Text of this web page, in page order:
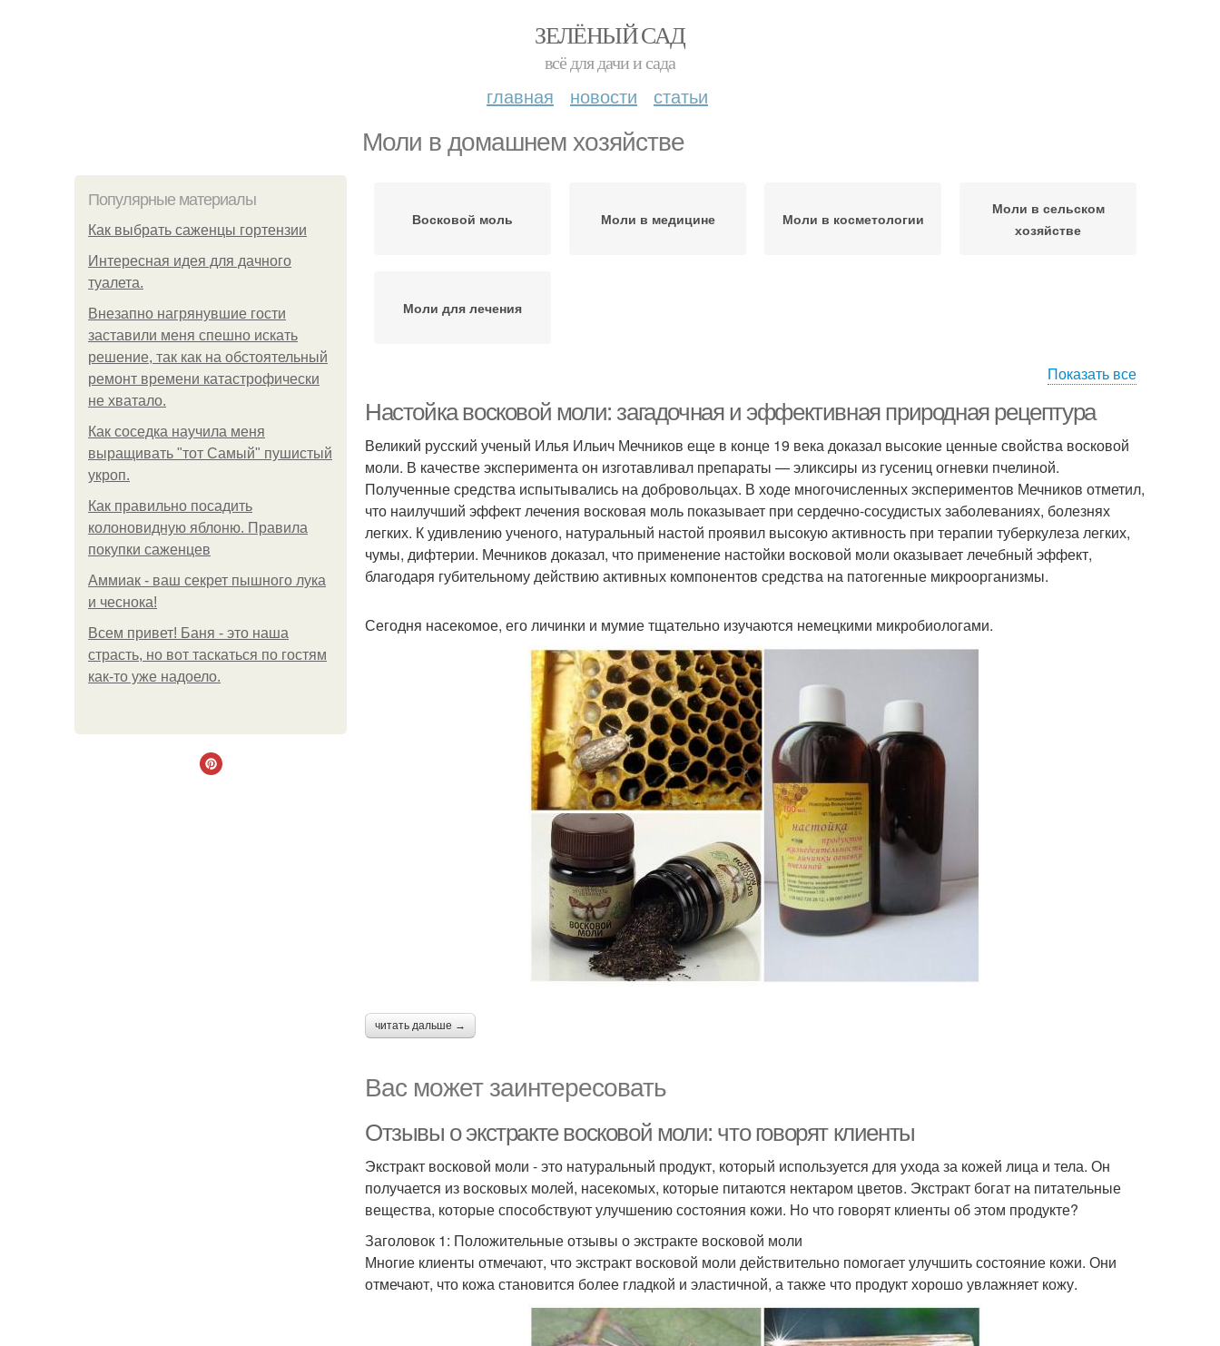
ЗЕЛЁНЫЙ САД
всё для дачи и сада
главная новости статьи
Моли в домашнем хозяйстве
Популярные материалы
Как выбрать саженцы гортензии
Интересная идея для дачного
туалета.
Внезапно нагрянувшие гости
заставили меня спешно искать
решение, так как на обстоятельный
ремонт времени катастрофически
не хватало.
Как соседка научила меня
выращивать "тот Самый" пушистый
укроп.
Как правильно посадить
колоновидную яблоню. Правила
покупки саженцев
Аммиак - ваш секрет пышного лука
и чеснока!
Всем привет! Баня - это наша
страсть, но вот таскаться по гостям
как-то уже надоело.
Восковой моль Моли в медицине Моли в косметологии
Моли в сельском
хозяйстве
Моли для лечения
Показать все
Настойка восковой моли: загадочная и эффективная природная рецептура
Великий русский ученый Илья Ильич Мечников еще в конце 19 века доказал высокие ценные свойства восковой
моли. В качестве эксперимента он изготавливал препараты — эликсиры из гусениц огневки пчелиной.
Полученные средства испытывались на добровольцах. В ходе многочисленных экспериментов Мечников отметил,
что наилучший эффект лечения восковая моль показывает при сердечно-сосудистых заболеваниях, болезнях
легких. К удивлению ученого, натуральный настой проявил высокую активность при терапии туберкулеза легких,
чумы, дифтерии. Мечников доказал, что применение настойки восковой моли оказывает лечебный эффект,
благодаря губительному действию активных компонентов средства на патогенные микроорганизмы.
Сегодня насекомое, его личинки и мумие тщательно изучаются немецкими микробиологами.
читать дальше →
Вас может заинтересовать
Отзывы о экстракте восковой моли: что говорят клиенты
Экстракт восковой моли - это натуральный продукт, который используется для ухода за кожей лица и тела. Он
получается из восковых молей, насекомых, которые питаются нектаром цветов. Экстракт богат на питательные
вещества, которые способствуют улучшению состояния кожи. Но что говорят клиенты об этом продукте?
Заголовок 1: Положительные отзывы о экстракте восковой моли
Многие клиенты отмечают, что экстракт восковой моли действительно помогает улучшить состояние кожи. Они
отмечают, что кожа становится более гладкой и эластичной, а также что продукт хорошо увлажняет кожу.